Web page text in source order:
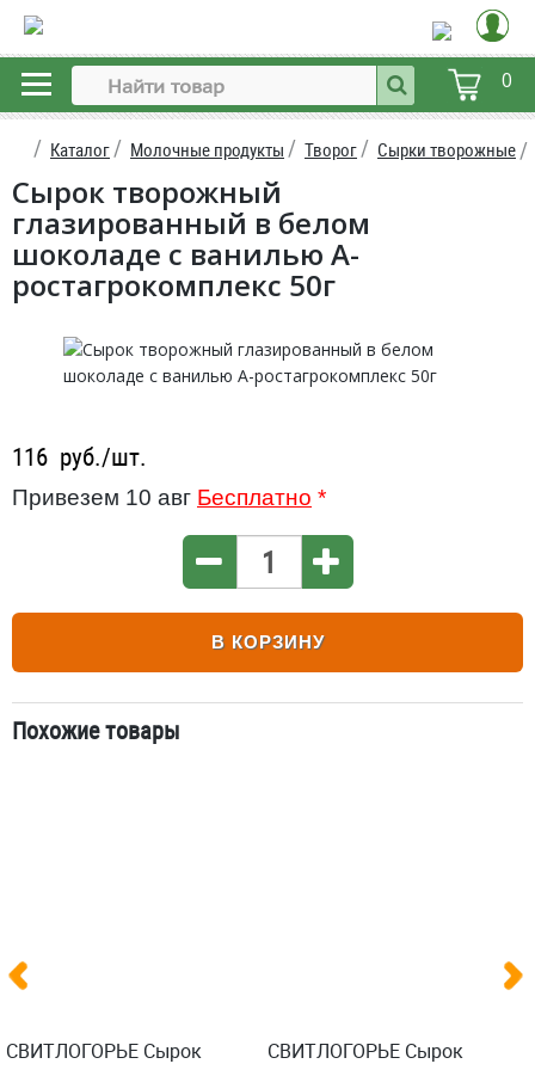
0
Каталог Молочные продукты Творог Сырки творожные
Сырок творожный
глазированный в белом
шоколаде с ванилью А-
ростагрокомплекс 50г
116 руб./шт.
Привезем 10 авг Бесплатно *
В КОРЗИНУ
Похожие товары
СВИТЛОГОРЬЕ Сырок
СВИТЛОГОРЬЕ Сырок